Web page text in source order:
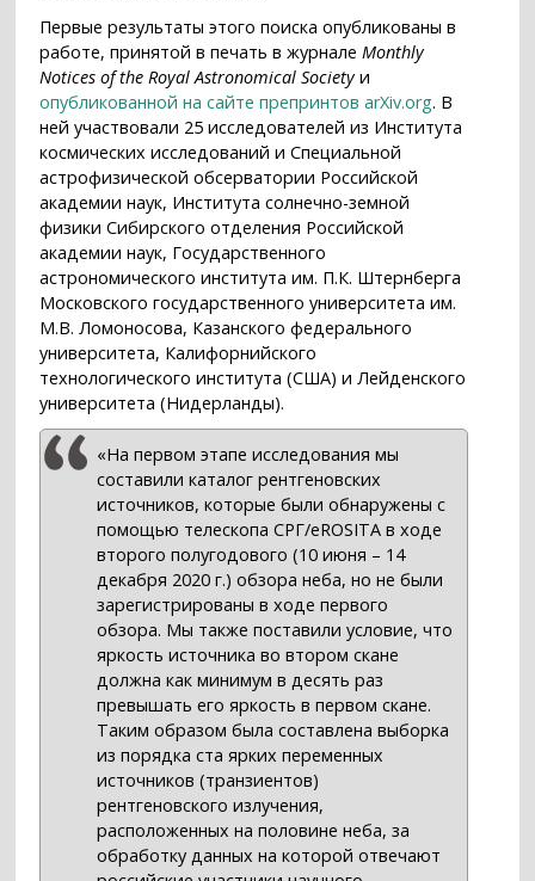
Первые результаты этого поиска опубликованы в
работе, принятой в печать в журнале Monthly
Notices of the Royal Astronomical Societyи
опубликованной на сайте препринтов arXiv.org. В
ней участвовали 25 исследователей из Института
космических исследований и Специальной
астрофизической обсерватории Российской
академии наук, Института солнечно-земной
физики Сибирского отделения Российской
академии наук, Государственного
астрономического института им. П.К. Штернберга
Московского государственного университета им.
М.В. Ломоносова, Казанского федерального
университета, Калифорнийского
технологического института (США) и Лейденского
университета (Нидерланды).
«На первом этапе исследования мы
составили каталог рентгеновских
источников, которые были обнаружены с
помощью телескопа СРГ/eROSITA в ходе
второго полугодового (10 июня – 14
декабря 2020 г.) обзора неба, но не были
зарегистрированы в ходе первого
обзора. Мы также поставили условие, что
яркость источника во втором скане
должна как минимум в десять раз
превышать его яркость в первом скане.
Таким образом была составлена выборка
из порядка ста ярких переменных
источников (транзиентов)
рентгеновского излучения,
расположенных на половине неба, за
обработку данных на которой отвечают